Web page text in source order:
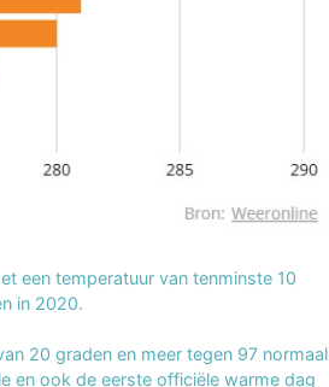
een temperatuur van tenminste 10
in 2020.
20 graden en meer tegen 97 normaal
en ook de eerste officiële warme dag